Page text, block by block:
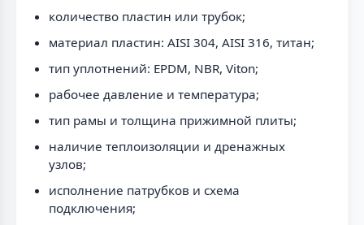
количество пластин или трубок;
материал пластин: AISI 304, AISI 316, титан;
тип уплотнений: EPDM, NBR, Viton;
рабочее давление и температура;
тип рамы и толщина прижимной плиты;
наличие теплоизоляции и дренажных
узлов;
исполнение патрубков и схема
подключения;